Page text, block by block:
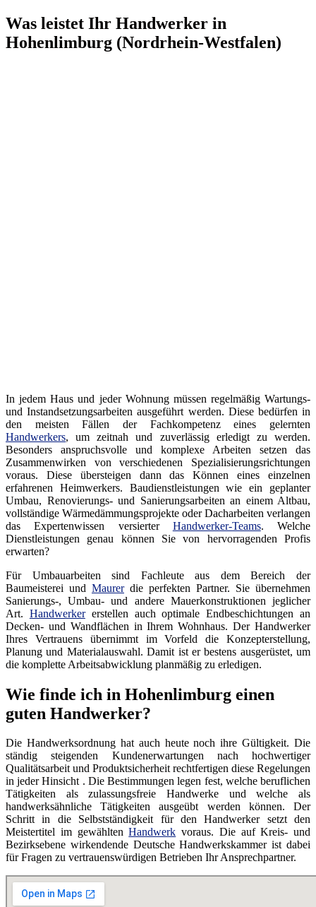
Was leistet Ihr Handwerker in
Hohenlimburg (Nordrhein-Westfalen)
In jedem Haus und jeder Wohnung müssen regelmäßig Wartungs-
und Instandsetzungsarbeiten ausgeführt werden. Diese bedürfen in
den meisten Fällen der Fachkompetenz eines gelernten
Handwerkers, um zeitnah und zuverlässig erledigt zu werden.
Besonders anspruchsvolle und komplexe Arbeiten setzen das
Zusammenwirken von verschiedenen Spezialisierungsrichtungen
voraus. Diese übersteigen dann das Können eines einzelnen
erfahrenen Heimwerkers. Baudienstleistungen wie ein geplanter
Umbau, Renovierungs- und Sanierungsarbeiten an einem Altbau,
vollständige Wärmedämmungsprojekte oder Dacharbeiten verlangen
das Expertenwissen versierter Handwerker-Teams. Welche
Dienstleistungen genau können Sie von hervorragenden Profis
erwarten?
Für Umbauarbeiten sind Fachleute aus dem Bereich der
Baumeisterei und Maurerdie perfekten Partner. Sie übernehmen
Sanierungs-, Umbau- und andere Mauerkonstruktionen jeglicher
Art. Handwerkererstellen auch optimale Endbeschichtungen an
Decken- und Wandflächen in Ihrem Wohnhaus. Der Handwerker
Ihres Vertrauens übernimmt im Vorfeld die Konzepterstellung,
Planung und Materialauswahl. Damit ist er bestens ausgerüstet, um
die komplette Arbeitsabwicklung planmäßig zu erledigen.
Wie finde ich in Hohenlimburg einen
guten Handwerker?
Die Handwerksordnung hat auch heute noch ihre Gültigkeit. Die
ständig steigenden Kundenerwartungen nach hochwertiger
Qualitätsarbeit und Produktsicherheit rechtfertigen diese Regelungen
in jeder Hinsicht . Die Bestimmungen legen fest, welche beruflichen
Tätigkeiten als zulassungsfreie Handwerke und welche als
handwerksähnliche Tätigkeiten ausgeübt werden können. Der
Schritt in die Selbstständigkeit für den Handwerker setzt den
Meistertitel im gewähltenHandwerk voraus. Die auf Kreis- und
Bezirksebene wirkendende Deutsche Handwerkskammer ist dabei
für Fragen zu vertrauenswürdigen Betrieben Ihr Ansprechpartner.